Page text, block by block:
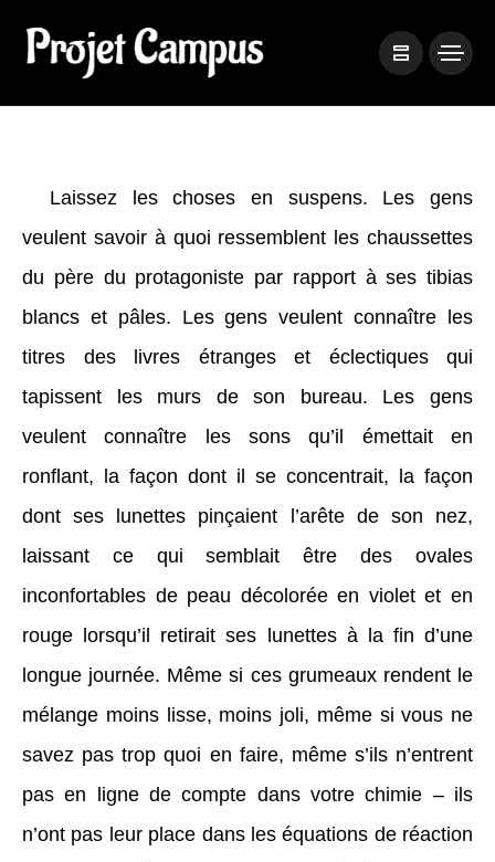
Laissez les choses en suspens. Les gens
veulent savoir à quoi ressemblent les chaussettes
du père du protagoniste par rapport à ses tibias
blancs et pâles. Les gens veulent connaître les
titres des livres étranges et éclectiques qui
tapissent les murs de son bureau. Les gens
veulent connaître les sons qu’il émettait en
ronflant, la façon dont il se concentrait, la façon
dont ses lunettes pinçaient l’arête de son nez,
laissant ce qui semblait être des ovales
inconfortables de peau décolorée en violet et en
rouge lorsqu’il retirait ses lunettes à la fin d’une
longue journée. Même si ces grumeaux rendent le
mélange moins lisse, moins joli, même si vous ne
savez pas trop quoi en faire, même s’ils n’entrent
pas en ligne de compte dans votre chimie – ils
n’ont pas leur place dans les équations de réaction